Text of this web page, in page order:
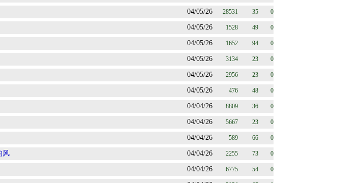
04/05/26 28531 35 0
04/05/26 1528 49 0
04/05/26 1652 94 0
04/05/26 3134 23 0
04/05/26 2956 23 0
04/05/26 476 48 0
04/04/26 8809 36 0
04/04/26 5667 23 0
04/04/26 589 66 0
风 04/04/26 2255 73 0
04/04/26 6775 54 0